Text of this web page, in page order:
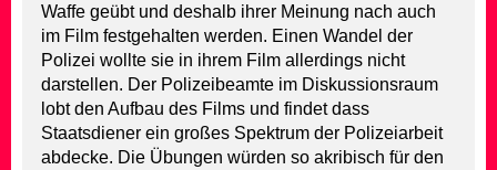
Waffe geübt und deshalb ihrer Meinung nach auch
im Film festgehalten werden. Einen Wandel der
Polizei wollte sie in ihrem Film allerdings nicht
darstellen. Der Polizeibeamte im Diskussionsraum
lobt den Aufbau des Films und findet dass
Staatsdiener ein großes Spektrum der Polizeiarbeit
abdecke. Die Übungen würden so akribisch für den